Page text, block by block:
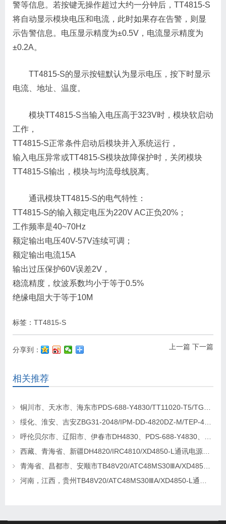
警等信息。若按键无操作超过大约一分钟后，TT4815-S
将自动显示模块电压和电流，此时如果存在告警，则显
示告警信息。电压显示精度为±0.5V，电流显示精度为
±0.2A。
TT4815-S的显示按钮默认为显示电压，按下时显示
电流、地址、温度。
模块TT4815-S当输入电压高于323V时，模块软启动
工作，
TT4815-S正常条件启动后模块并入系统运行，
输入电压异常或TT4815-S模块故障保护时，关闭模块
TT4815-S输出，模块与均流母线脱离。
通讯模块TT4815-S的电气特性：
TT4815-S的输入额定电压为220V AC正负20%；
工作频率是40~70Hz
额定输出电压40V-57V连续可调；
额定输出电流15A
输出过压保护60V误差2V，
稳流精度，纹波系数均小于等于0.5%
绝缘电阻大于等于10M
标签： TT4815-S
上一篇 下一篇
分享到：
相关推荐
铜川市、天水市、海东市PDS-688-Y4830/TT11020-T5/TG4820-2通讯电源更换维修
绥化、淮安、吉安ZBG31-2048/IPM-DD-4820DZ-M/TEP-4820通讯电源更换维修
呼伦贝尔市、辽阳市、伊春市DH4830、PDS-688-Y4830、TEP-M30/48-F通讯电源更换及维修
西藏、青海省、新疆DH4820/IRC4810/XD4850-L通讯电源更换维修
青海省、昌都市、安顺市TB48V20/ATC48MS30ⅢA/XD4850-L通讯电源更换及维修
河南，江西，贵州TB48V20/ATC48MS30ⅢA/XD4850-L通讯电源更换及维修